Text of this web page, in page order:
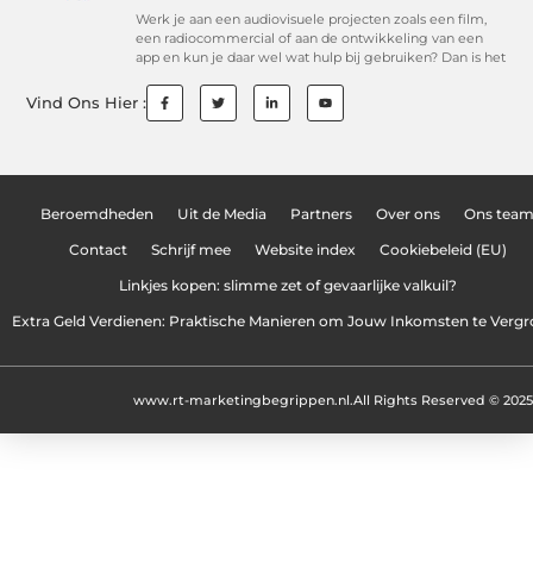
Werk je aan een audiovisuele projecten zoals een film,
een radiocommercial of aan de ontwikkeling van een
app en kun je daar wel wat hulp bij gebruiken? Dan is het
Vind Ons Hier :
Beroemdheden Uit de Media Partners Over ons Ons team
Contact Schrijf mee Website index Cookiebeleid (EU)
Linkjes kopen: slimme zet of gevaarlijke valkuil?
Extra Geld Verdienen: Praktische Manieren om Jouw Inkomsten te
All Rights Reserved © 2025
www.rt-marketingbegrippen.nl.